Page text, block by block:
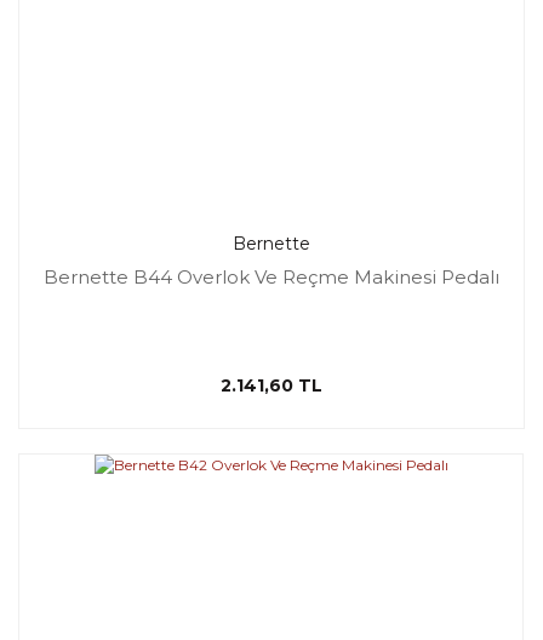
Bernette
Bernette B44 Overlok Ve Reçme Makinesi Pedalı
2.141,60 TL